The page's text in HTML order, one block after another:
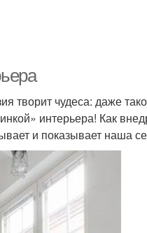
творит чудеса: даже
интерьера! Как
и показывает наша